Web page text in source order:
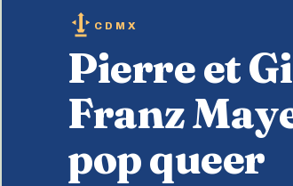
CDMX
Pierre et
Franz
pop queer